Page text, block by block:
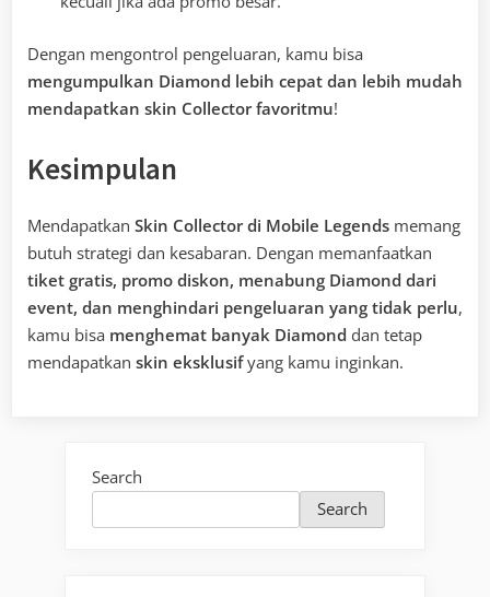
Dengan mengontrol pengeluaran, kamu bisa
mengumpulkan Diamond lebih cepat dan lebih mudah
mendapatkan skin Collector favoritmu!
Kesimpulan
Mendapatkan Skin Collector di Mobile Legends memang
butuh strategi dan kesabaran. Dengan memanfaatkan
tiket gratis, promo diskon, menabung Diamond dari
event, dan menghindari pengeluaran yang tidak perlu,
kamu bisa menghemat banyak Diamond dan tetap
mendapatkan skin eksklusifyang kamu inginkan.
Search
Search